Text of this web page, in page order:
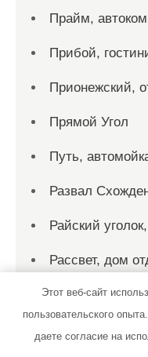
Прайм,
Прибой,
Прионежский,
Прямой Угол
Путь,
Развал
Райский
Рассвет, дом
Реклама и
Этот веб-сайт
пользовательского
даете согласие на